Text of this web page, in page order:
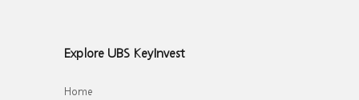
Explore UBS KeyInvest
Home